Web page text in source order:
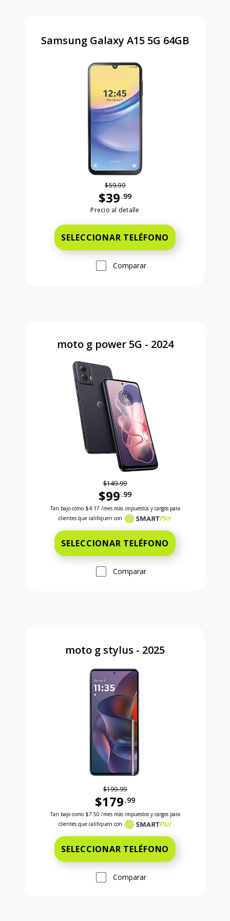
Samsung Galaxy A15 5G 64GB
$59.99
$39 .99
Antes el precio era 59 dollars and
Precio al detalle
SELECCIONAR TELÉFONO
Comparar
moto g power 5G - 2024
$149.99
$99 .99
Antes el precio era 149 dollars and 99 cents
Tan bajo como $4.17 /mes más impuestos y cargos para
clientes que califiquen con
SELECCIONAR TELÉFONO
Comparar
moto g stylus - 2025
$199.99
$179 .99
Antes el precio era 199 dollars and 99 cents
Tan bajo como $7.50 /mes más impuestos y cargos para
clientes que califiquen con
SELECCIONAR TELÉFONO
Comparar